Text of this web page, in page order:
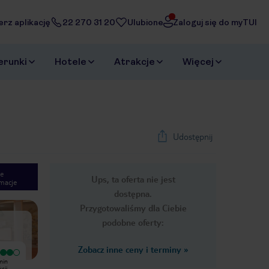
aplikację 22 270 31 20 Ulubione Zaloguj się do myTUI
Hotele Atrakcje Więcej
Udostępnij
Ups, ta oferta nie jest
dostępna.
Przygotowaliśmy dla Ciebie
podobne oferty:
Zobacz inne ceny i terminy »
Next slide
1/21
Wyjątkowy